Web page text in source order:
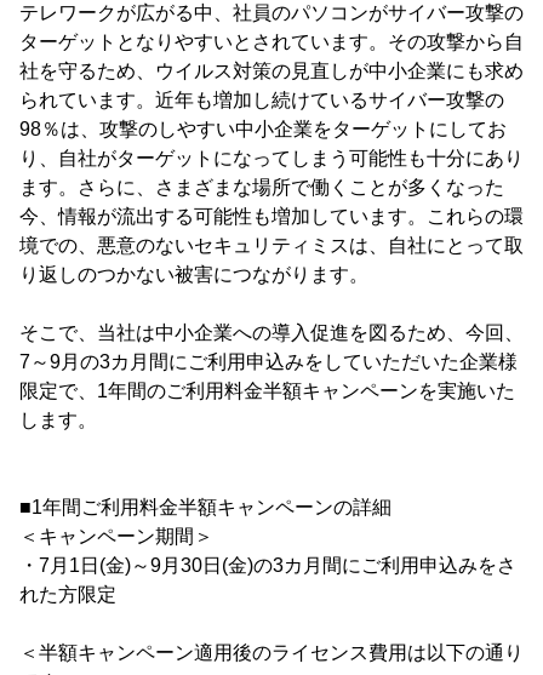
テレワークが広がる中、社員のパソコンがサイバー攻撃の
ターゲットとなりやすいとされています。その攻撃から自
社を守るため、ウイルス対策の見直しが中小企業にも求め
られています。近年も増加し続けているサイバー攻撃の
98％は、攻撃のしやすい中小企業をターゲットにしてお
り、自社がターゲットになってしまう可能性も十分にあり
ます。さらに、さまざまな場所で働くことが多くなった
今、情報が流出する可能性も増加しています。これらの環
境での、悪意のないセキュリティミスは、自社にとって取
り返しのつかない被害につながります。
そこで、当社は中小企業への導入促進を図るため、今回、
7～9月の3カ月間にご利用申込みをしていただいた企業様
限定で、1年間のご利用料金半額キャンペーンを実施いた
します。
■1年間ご利用料金半額キャンペーンの詳細
＜キャンペーン期間＞
・7月1日(金)～9月30日(金)の3カ月間にご利用申込みをさ
れた方限定
＜半額キャンペーン適用後のライセンス費用は以下の通り